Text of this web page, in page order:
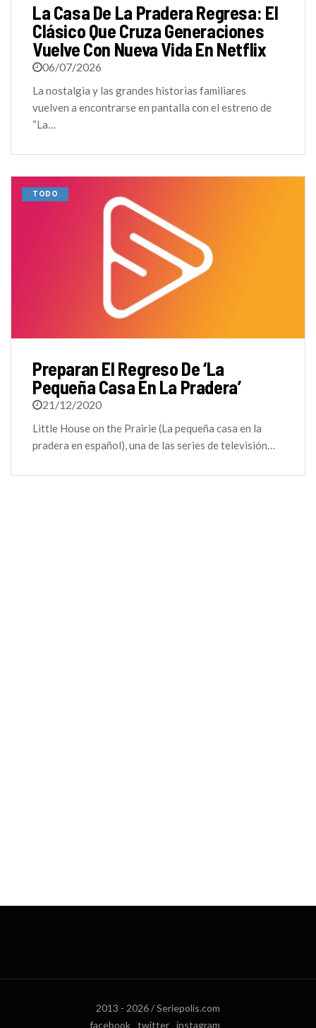
La Casa De La Pradera Regresa: El
Clásico Que Cruza Generaciones
Vuelve Con Nueva Vida En Netflix
06/07/2026
La nostalgia y las grandes historias familiares
vuelven a encontrarse en pantalla con el estreno de
“La…
TODO
Preparan El Regreso De ‘La
Pequeña Casa En La Pradera’
21/12/2020
Little House on the Prairie (La pequeña casa en la
pradera en español), una de las series de televisión…
2013 - 2026 / Seriepolis.com
facebook
twitter instagram